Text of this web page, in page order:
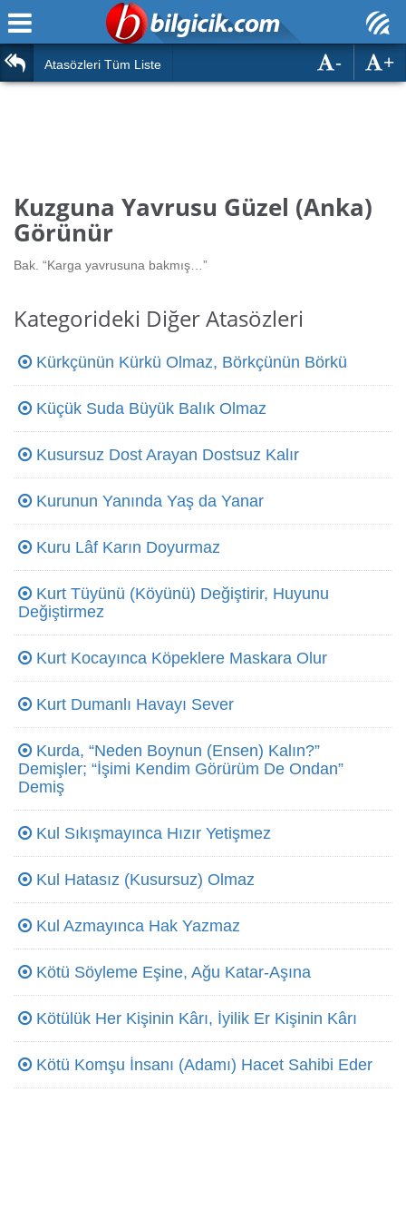
Ana Sayfa
Türk Tarihi & Kültürü
Diğer
Hesaplamalar
Hesaplamalar
Oyun
Eğitim Haberleri
Atasözleri Tüm Liste +
-
Kuzguna Yavrusu Güzel (Anka)
Görünür
Bak. “Karga yavrusuna bakmış…”
Kategorideki Diğer Atasözleri
Kürkçünün Kürkü Olmaz, Börkçünün Börkü
Küçük Suda Büyük Balık Olmaz
Kusursuz Dost Arayan Dostsuz Kalır
Kurunun Yanında Yaş da Yanar
Kuru Lâf Karın Doyurmaz
Kurt Tüyünü (Köyünü) Değiştirir, Huyunu
Değiştirmez
Kurt Kocayınca Köpeklere Maskara Olur
Kurt Dumanlı Havayı Sever
Kurda, “Neden Boynun (Ensen) Kalın?”
Demişler; “İşimi Kendim Görürüm De Ondan”
Demiş
Kul Sıkışmayınca Hızır Yetişmez
Kul Hatasız (Kusursuz) Olmaz
Kul Azmayınca Hak Yazmaz
Kötü Söyleme Eşine, Ağu Katar-Aşına
Kötülük Her Kişinin Kârı, İyilik Er Kişinin Kârı
Kötü Komşu İnsanı (Adamı) Hacet Sahibi Eder